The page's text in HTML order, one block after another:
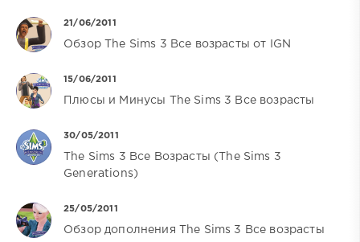
21/06/2011
Обзор The Sims 3 Все возрасты от IGN
15/06/2011
Плюсы и Минусы The Sims 3 Все возрасты
30/05/2011
The Sims 3 Все Возрасты (The Sims 3
Generations)
25/05/2011
Обзор дополнения The Sims 3 Все возрасты